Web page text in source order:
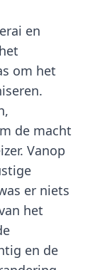
en
om het
de macht
Vanop
er niets
het
en de